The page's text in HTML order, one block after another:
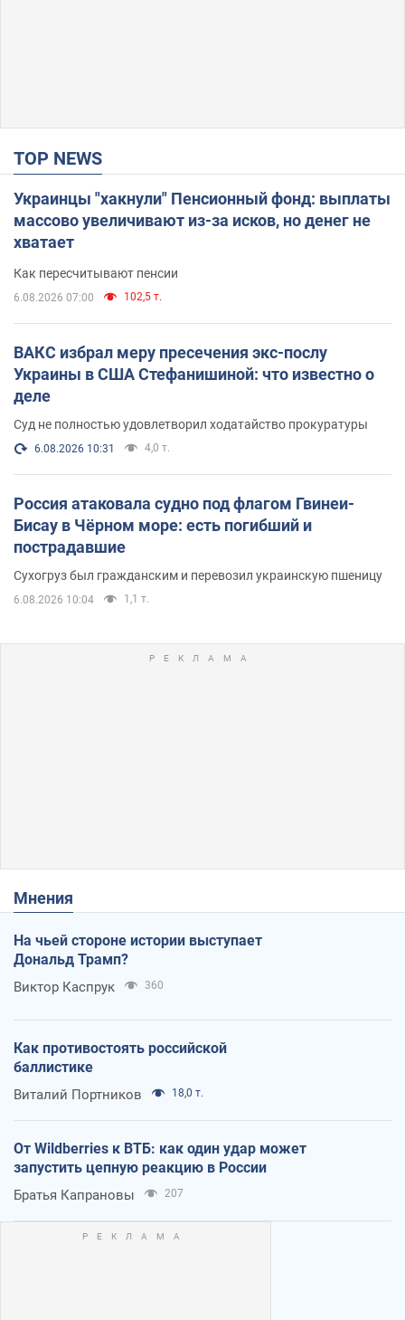
TOP NEWS
Украинцы "хакнули" Пенсионный фонд: выплаты
массово увеличивают из-за исков, но денег не
хватает
Как пересчитывают пенсии
6.08.2026 07:00 102,5 т.
ВАКС избрал меру пресечения экс-послу
Украины в США Стефанишиной: что известно о
деле
Суд не полностью удовлетворил ходатайство прокуратуры
6.08.2026 10:31 4,0 т.
Россия атаковала судно под флагом Гвинеи-
Бисау в Чёрном море: есть погибший и
пострадавшие
Сухогруз был гражданским и перевозил украинскую пшеницу
6.08.2026 10:04 1,1 т.
Мнения
На чьей стороне истории выступает
Дональд Трамп?
Виктор Каспрук 360
Как противостоять российской
баллистике
Виталий Портников 18,0 т.
От Wildberries к ВТБ: как один удар может
запустить цепную реакцию в России
Братья Капрановы 207